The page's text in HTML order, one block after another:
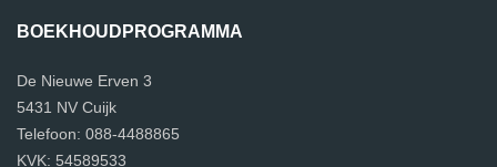
BOEKHOUDPROGRAMMA
De Nieuwe Erven 3
5431 NV Cuijk
Telefoon: 088-4488865
KVK: 54589533